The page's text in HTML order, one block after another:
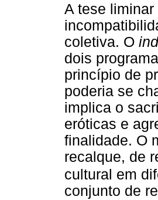
A tese liminar
coletiva. O
dois
princípio de
poderia se
implica o
eróticas e
finalidade. O
recalque, de
cultural em
conjunto de